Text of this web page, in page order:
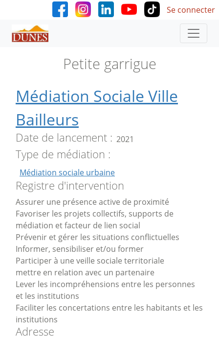
Aller au contenu principal User
Se connecter
Petite garrigue
Médiation Sociale Ville
Bailleurs
Date de lancement 2021
Type de médiation
Médiation sociale urbaine
Registre d'intervention
Assurer une présence active de proximité
Favoriser les projets collectifs, supports de
médiation et facteur de lien social
Prévenir et gérer les situations conflictuelles
Informer, sensibiliser et/ou former
Participer à une veille sociale territoriale
mettre en relation avec un partenaire
Lever les incompréhensions entre les personnes
et les institutions
Faciliter les concertations entre les habitants et les
institutions
Adresse